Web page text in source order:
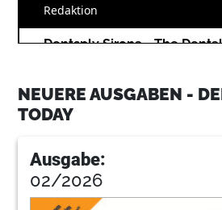
Redaktion
13Dentsply Sirona - The
15Shofu Dental GmbH
19Dampsoft GmbH
NEUERE AUSGABEN -
TODAY
Ausgabe:
02/2026